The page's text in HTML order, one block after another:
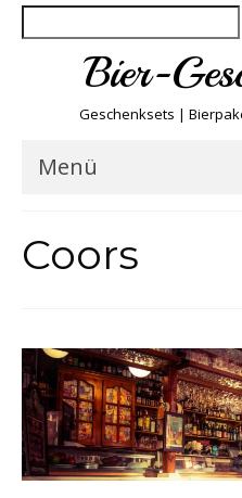
Bier-
Geschenksets |
Menü
Bierboxen & Sets
Biere A-Z
Biere der Welt
Coors